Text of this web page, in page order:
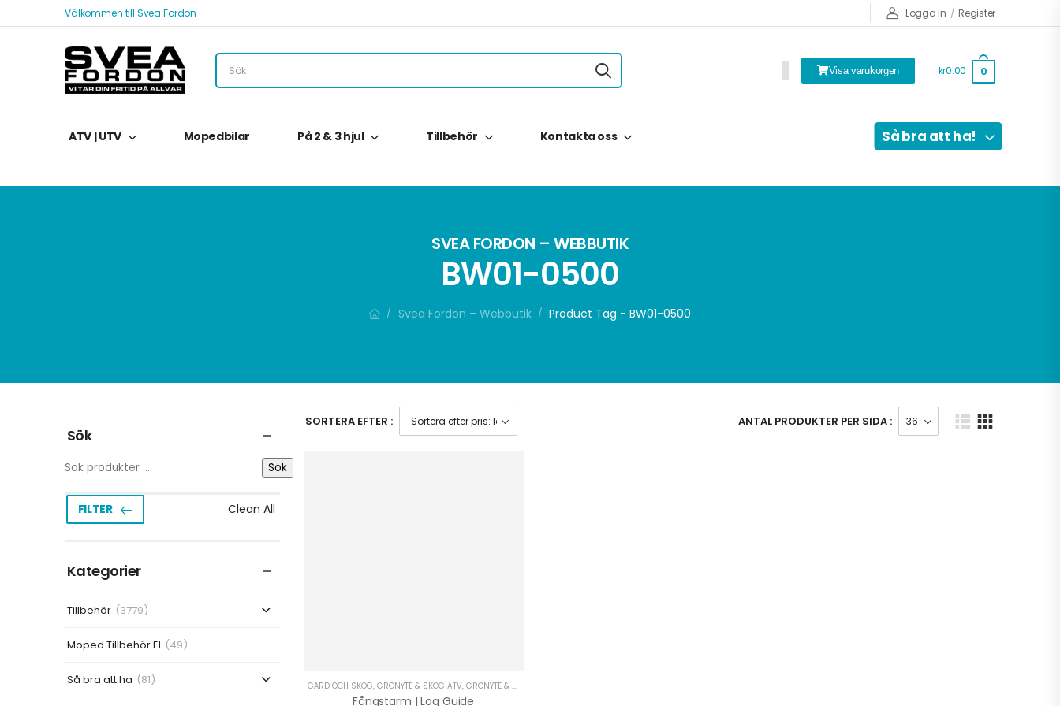
Välkommen till Svea Fordon Logga in / Register
Visa varukorgen kr0.00 0
ATV | UTV Mopedbilar På 2 & 3 hjul Tillbehör Kontakta oss Så bra att ha!
SVEA FORDON – WEBBUTIK
BW01-0500
/ Svea Fordon – Webbutik / Product Tag - BW01-0500
Sök
Sök
FILTER Clean All
Kategorier
Tillbehör (3779)
Moped Tillbehör El (49)
Så bra att ha (81)
SORTERA EFTER : ANTAL PRODUKTER PER SIDA :
GÅRD OCH SKOG, GRÖNYTE & SKOG ATV, GRÖNYTE & SKOG UTV
Fångstarm | Log Guide